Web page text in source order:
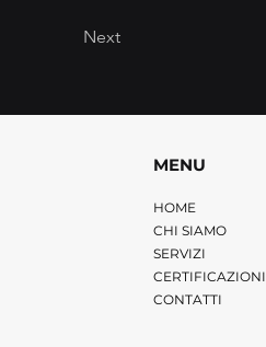
Next
MENU
HOME
CHI SIAMO
SERVIZI
CERTIFICAZIONI
CONTATTI